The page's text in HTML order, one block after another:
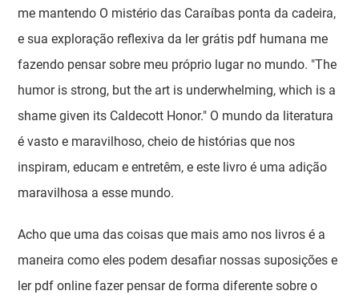
me mantendo O mistério das Caraíbas ponta da cadeira,
e sua exploração reflexiva da ler grátis pdf humana me
fazendo pensar sobre meu próprio lugar no mundo. "The
humor is strong, but the art is underwhelming, which is a
shame given its Caldecott Honor." O mundo da literatura
é vasto e maravilhoso, cheio de histórias que nos
inspiram, educam e entretêm, e este livro é uma adição
maravilhosa a esse mundo.
Acho que uma das coisas que mais amo nos livros é a
maneira como eles podem desafiar nossas suposições e
ler pdf online fazer pensar de forma diferente sobre o